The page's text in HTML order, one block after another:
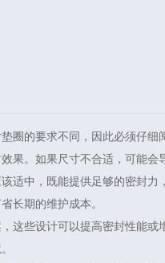
圈的要求不同，因此必须仔细
。如果尺寸不合适，可能会
适中，既能提供足够的密封力
长期的维护成本。
这些设计可以提高密封性能或